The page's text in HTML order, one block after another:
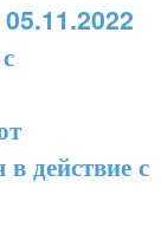
в действие с